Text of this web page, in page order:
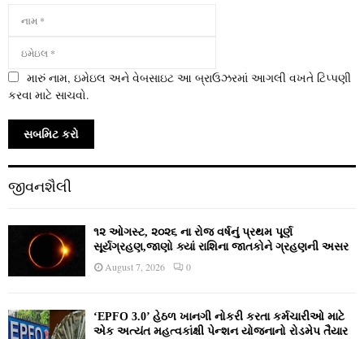
મારું નામ, ઇમેઇલ અને વેબસાઇટ આ બ્રાઉઝરમાં આગલી વખતે ટિપ્પણી
કરવા માટે સાચવો.
જીવનશૈલી
૧૨ ઓગસ્ટ, ૨૦૨૬ ના રોજ વર્ષનું પ્રથમ પૂર્ણ
સૂર્યગ્રહણ,જાણો ક્યાં રાશિના જાતકોને ગ્રહણની અસર
August 7, 2026 0
‘EPFO 3.0’ હેઠળ ખાનગી નોકરી કરતા કર્મચારીઓ માટે
એક અત્યંત મહત્વકાંક્ષી પેન્શન યોજનાનો રોડમેપ તૈયાર